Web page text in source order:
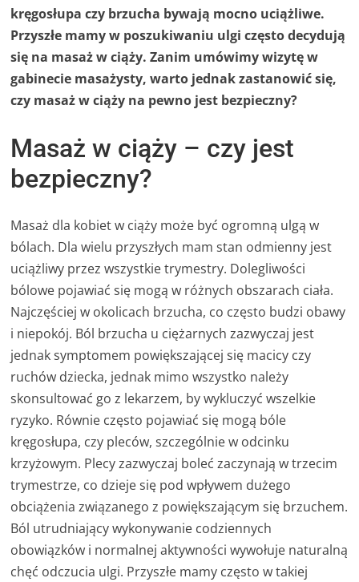
kręgosłupa czy brzucha bywają mocno uciążliwe.
Przyszłe mamy w poszukiwaniu ulgi często decydują
się na masaż w ciąży. Zanim umówimy wizytę w
gabinecie masażysty, warto jednak zastanowić się,
czy masaż w ciąży na pewno jest bezpieczny?
Masaż w ciąży – czy jest
bezpieczny?
Masaż dla kobiet w ciąży może być ogromną ulgą w
bólach. Dla wielu przyszłych mam stan odmienny jest
uciążliwy przez wszystkie trymestry. Dolegliwości
bólowe pojawiać się mogą w różnych obszarach ciała.
Najczęściej w okolicach brzucha, co często budzi obawy
i niepokój. Ból brzucha u ciężarnych zazwyczaj jest
jednak symptomem powiększającej się macicy czy
ruchów dziecka, jednak mimo wszystko należy
skonsultować go z lekarzem, by wykluczyć wszelkie
ryzyko. Równie często pojawiać się mogą bóle
kręgosłupa, czy pleców, szczególnie w odcinku
krzyżowym. Plecy zazwyczaj boleć zaczynają w trzecim
trymestrze, co dzieje się pod wpływem dużego
obciążenia związanego z powiększającym się brzuchem.
Ból utrudniający wykonywanie codziennych
obowiązków i normalnej aktywności wywołuje naturalną
chęć odczucia ulgi. Przyszłe mamy często w takiej